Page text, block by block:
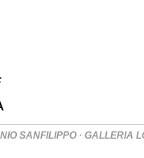
SANFILIPPO · GALLERIA